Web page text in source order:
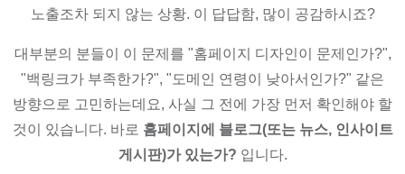
노출조차 되지 않는 상황. 이 답답함, 많이 공감하시죠?
대부분의 분들이 이 문제를 "홈페이지 디자인이 문제인가?",
"백링크가 부족한가?", "도메인 연령이 낮아서인가?" 같은
방향으로 고민하는데요, 사실 그 전에 가장 먼저 확인해야 할
것이 있습니다. 바로 홈페이지에 블로그(또는 뉴스, 인사이트
게시판)가 있는가? 입니다.